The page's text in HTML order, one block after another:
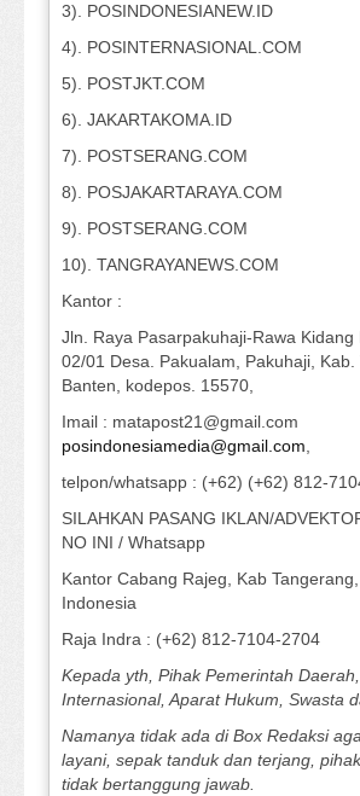
3). POSINDONESIANEW.ID
4). POSINTERNASIONAL.COM
5). POSTJKT.COM
6). JAKARTAKOMA.ID
7). POSTSERANG.COM
8). POSJAKARTARAYA.COM
9). POSTSERANG.COM
10). TANGRAYANEWS.COM
Kantor :
Jln. Raya Pasarpakuhaji-Rawa Kidang
02/01 Desa. Pakualam, Pakuhaji, Kab.
Banten, kodepos. 15570,
Imail : matapost21@gmail.com
posindonesiamedia@gmail.com,
telpon/whatsapp : (+62) (+62) 812-
SILAHKAN PASANG IKLAN/
NO INI / Whatsapp
Kantor Cabang Rajeg, Kab
Indonesia
Raja Indra : (+62) 812-7104-2704
Kepada yth, Pihak Pemerintah
Internasional, Aparat Hukum, Swasta
Namanya tidak ada di Box Redaksi
layani, sepak tanduk dan terjang,
tidak bertanggung jawab.